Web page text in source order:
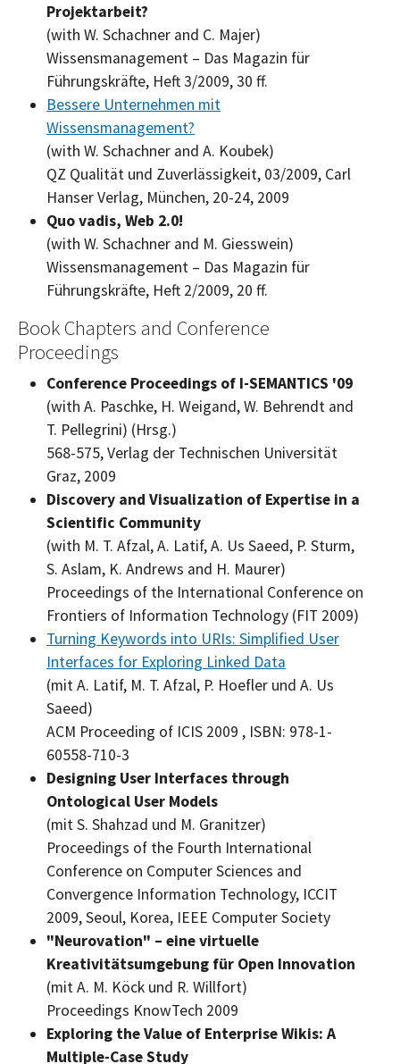
Projektarbeit?
(with W. Schachner and C. Majer)
Wissensmanagement – Das Magazin für
Führungskräfte, Heft 3/2009, 30 ff.
Bessere Unternehmen mit
Wissensmanagement?
(with W. Schachner and A. Koubek)
QZ Qualität und Zuverlässigkeit, 03/2009, Carl
Hanser Verlag, München, 20-24, 2009
Quo vadis, Web 2.0!
(with W. Schachner and M. Giesswein)
Wissensmanagement – Das Magazin für
Führungskräfte, Heft 2/2009, 20 ff.
Book Chapters and Conference
Proceedings
Conference Proceedings of I-SEMANTICS '09
(with A. Paschke, H. Weigand, W. Behrendt and
T. Pellegrini) (Hrsg.)
568-575, Verlag der Technischen Universität
Graz, 2009
Discovery and Visualization of Expertise in a
Scientific Community
(with M. T. Afzal, A. Latif, A. Us Saeed, P. Sturm,
S. Aslam, K. Andrews and H. Maurer)
Proceedings of the International Conference on
Frontiers of Information Technology (FIT 2009)
Turning Keywords into URIs: Simplified User
Interfaces for Exploring Linked Data
(mit A. Latif, M. T. Afzal, P. Hoefler und A. Us
Saeed)
ACM Proceeding of ICIS 2009 , ISBN: 978-1-
60558-710-3
Designing User Interfaces through
Ontological User Models
(mit S. Shahzad und M. Granitzer)
Proceedings of the Fourth International
Conference on Computer Sciences and
Convergence Information Technology, ICCIT
2009, Seoul, Korea, IEEE Computer Society
"Neurovation" – eine virtuelle
Kreativitätsumgebung für Open Innovation
(mit A. M. Köck und R. Willfort)
Proceedings KnowTech 2009
Exploring the Value of Enterprise Wikis: A
Multiple-Case Study